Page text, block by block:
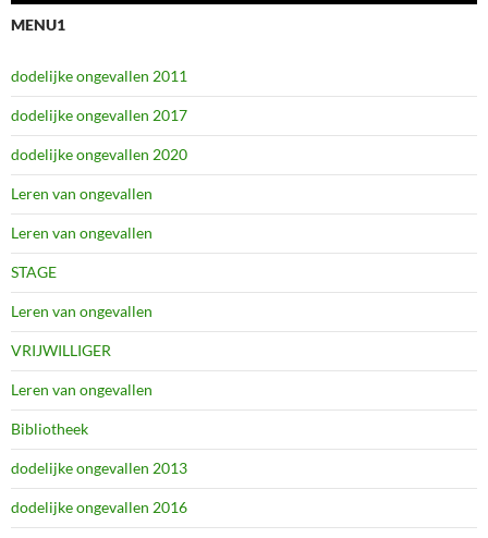
MENU1
dodelijke ongevallen 2011
dodelijke ongevallen 2017
dodelijke ongevallen 2020
Leren van ongevallen
Leren van ongevallen
STAGE
Leren van ongevallen
VRIJWILLIGER
Leren van ongevallen
Bibliotheek
dodelijke ongevallen 2013
dodelijke ongevallen 2016